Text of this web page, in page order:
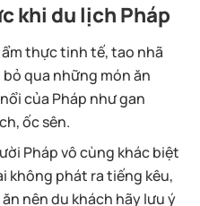
khi du lịch Pháp
thực tinh tế, tao nhã
qua những món ăn
của Pháp như gan
ốc sên.
Pháp vô cùng khác biệt
không phát ra tiếng kêu,
nên du khách hãy lưu ý